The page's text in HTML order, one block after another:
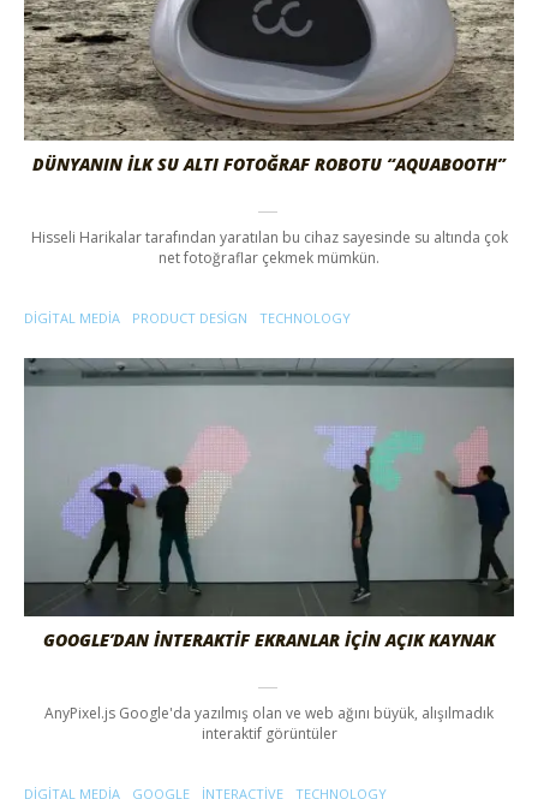
DÜNYANIN İLK SU ALTI FOTOĞRAF ROBOTU “AQUABOOTH”
Hisseli Harikalar tarafından yaratılan bu cihaz sayesinde su altında çok
net fotoğraflar çekmek mümkün.
DIGITAL MEDIA PRODUCT DESIGN TECHNOLOGY
GOOGLE’DAN İNTERAKTİF EKRANLAR İÇİN AÇIK KAYNAK
AnyPixel.js Google'da yazılmış olan ve web ağını büyük, alışılmadık
interaktif görüntüler
DIGITAL MEDIA GOOGLE INTERACTIVE TECHNOLOGY